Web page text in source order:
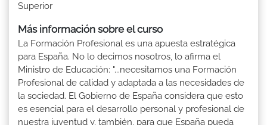
Superior
Más información sobre el curso
La Formación Profesional es una apuesta estratégica
para España. No lo decimos nosotros, lo afirma el
Ministro de Educación: "...necesitamos una Formación
Profesional de calidad y adaptada a las necesidades de
la sociedad. El Gobierno de España considera que esto
es esencial para el desarrollo personal y profesional de
nuestra juventud y, también, para que España pueda